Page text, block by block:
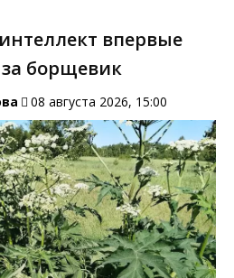
впервые
борщевик
08 августа 2026, 15:00